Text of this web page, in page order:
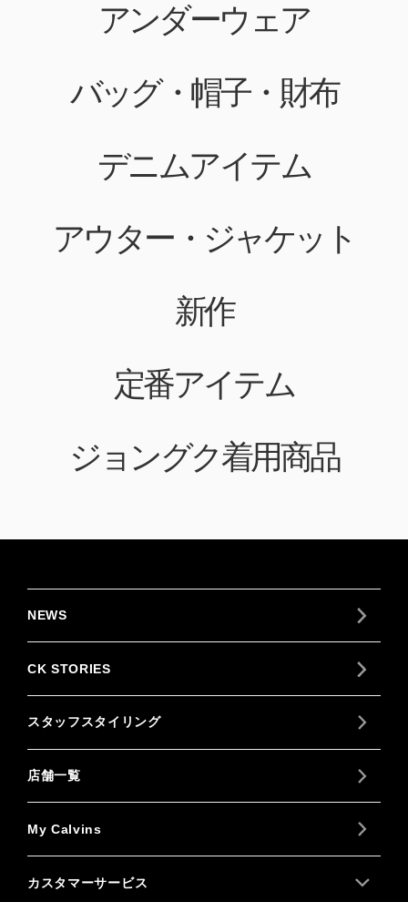
アンダーウェア
バッグ・帽子・財布
デニムアイテム
アウター・ジャケット
新作
定番アイテム
ジョングク着用商品
NEWS
CK STORIES
スタッフスタイリング
店舗一覧
My Calvins
カスタマーサービス